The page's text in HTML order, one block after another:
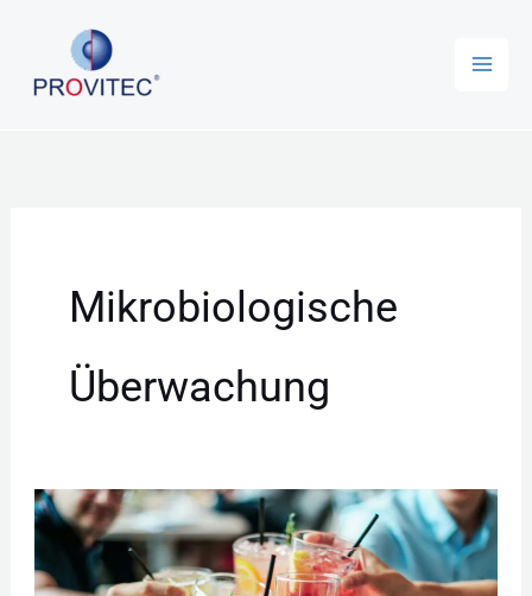
springen
Mikrobiologische
Überwachung